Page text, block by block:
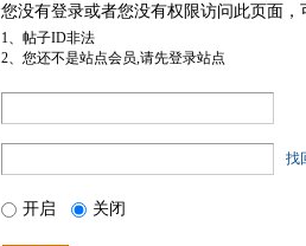
您没有登录或者您没有权限访问此页面
1、帖子ID非法
2、您还不是站点会员,请先登录站点
找
开启 关闭